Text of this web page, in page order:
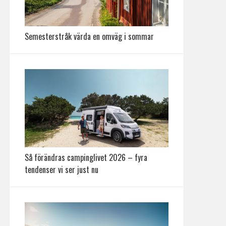
Semesterstråk värda en omväg i sommar
Så förändras campinglivet 2026 – fyra
tendenser vi ser just nu